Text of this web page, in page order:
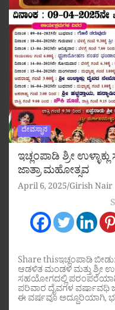
ದೇವಸ್ಥಾನ
ಇಚ್ಲಂಪಾಡಿ ಶ್ರೀ
ಜಾತ್ರಾ ಮಹೋತ್ಸವ
April 6, 2025 Girish Nair
Share thisಇಚ್ಲಂಪಾಡಿ
ಆಡಳಿತ ಮಂಡಳಿ ಮತ್ತು ಶ್ರೀ
ಸಹಯೋಗದಲ್ಲಿ ಪರಂಪರೆಯಾಗಿ
ಪರಿವಾರ ದೈವಗಳ ವರ್ಷಾವಧಿ
ಈ ವರ್ಷವೂ ಅದ್ದೂರಿಯಾಗಿ,